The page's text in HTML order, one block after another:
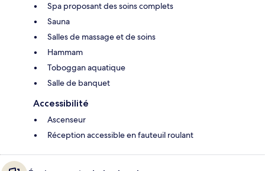
Spa proposant des soins complets
Sauna
Salles de massage et de soins
Hammam
Toboggan aquatique
Salle de banquet
Accessibilité
Ascenseur
Réception accessible en fauteuil roulant